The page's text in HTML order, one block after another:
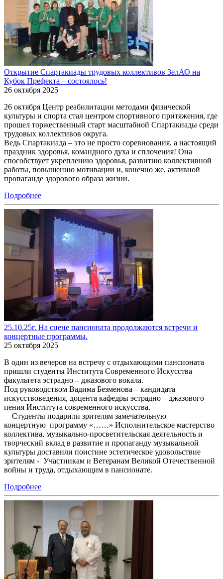
Открытие Спартакиады трудовых коллективов ЗелАО на
Кубок Префекта – состоялось!
26 октября 2025
26 октября Центр реабилитации методами физической
культуры и спорта стал центром спортивного притяжения, где
прошел торжественный старт масштабной Спартакиады среди
трудовых коллективов округа.
Ведь Спартакиада – это не просто соревнования, а настоящий
праздник здоровья, командного духа и сплочения! Она
способствует укреплению здоровья, развитию коллективной
работы, повышению мотивации и, конечно же, активной
пропаганде здорового образа жизни.
Подробнее
25.10.25г. На сцене пансионата продолжаются встречи и
концертные программы.
25 октября 2025
В один из вечеров на встречу с отдыхающими пансионата
пришли студенты Института Современного Искусства
факультета эстрадно – джазового вокала.
Под руководством Вадима Безменова – кандидата
искусствоведения, доцента кафедры эстрадно – джазового
пения Института современного искусства.
Студенты подарили зрителям замечательную
концертную программу «……» Исполнительское мастерство
коллектива, музыкально-просветительская деятельность и
творческий вклад в развитие и пропаганду музыкальной
культуры доставили поистине эстетическое удовольствие
зрителям - Участникам и Ветеранам Великой Отечественной
войны и труда, отдыхающим в пансионате.
Подробнее